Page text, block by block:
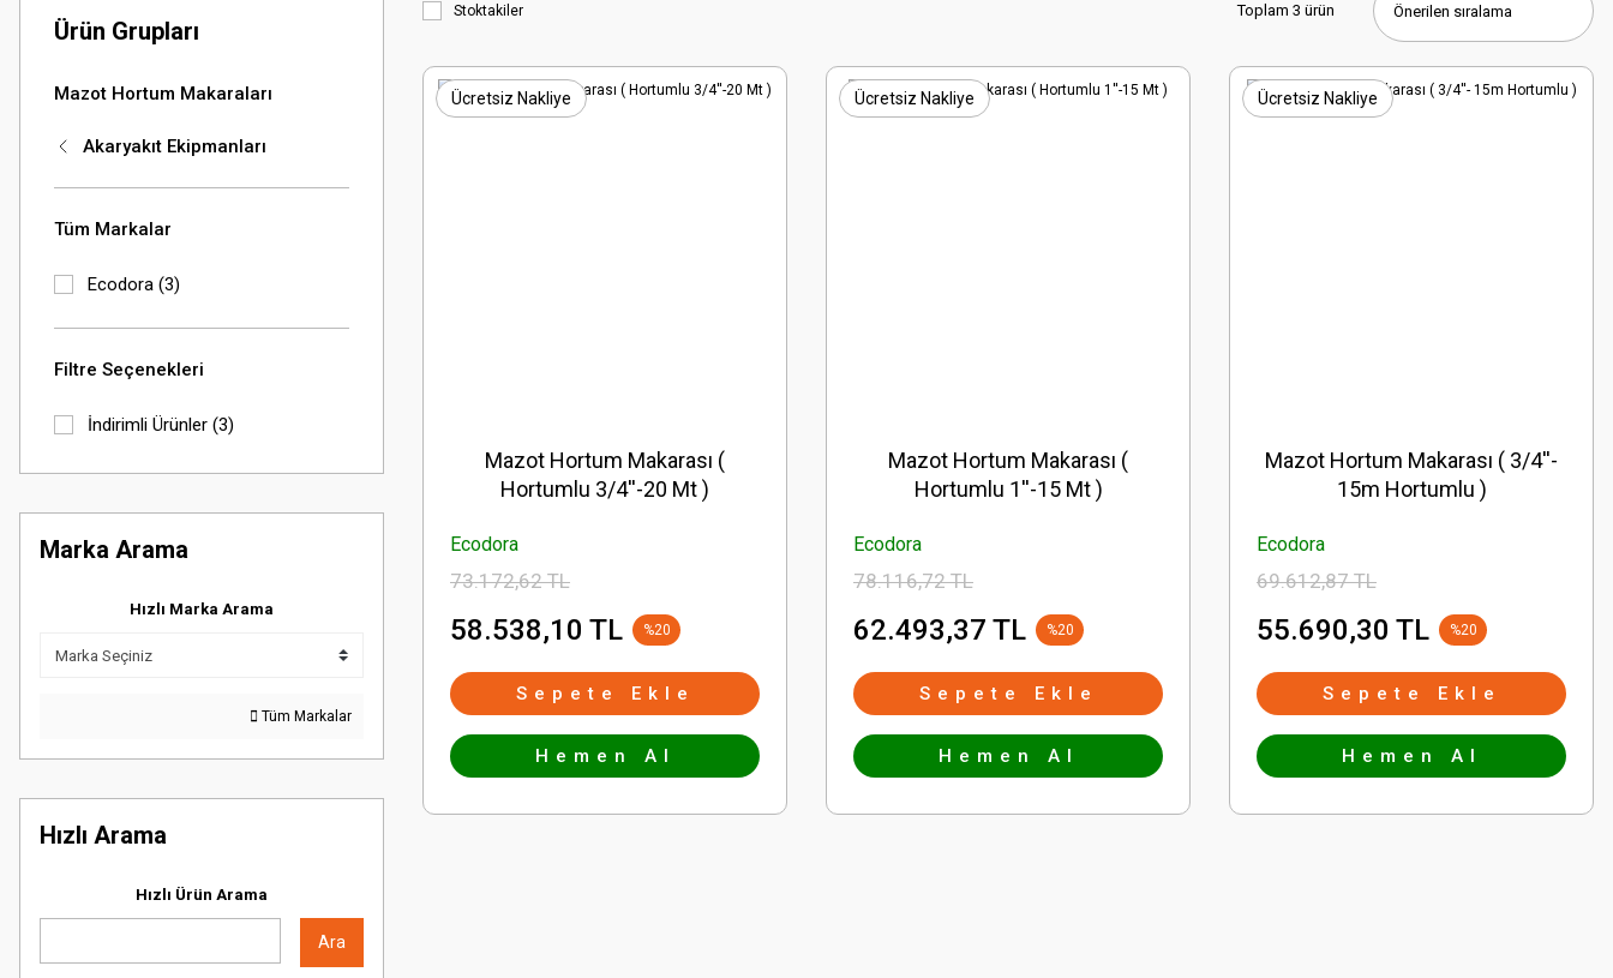
Ürün Grupları
Mazot Hortum Makaraları
Akaryakıt Ekipmanları
Tüm Markalar
Ecodora (3)
Filtre Seçenekleri
İndirimli Ürünler (3)
Marka Arama
Hızlı Marka Arama
Tüm Markalar
Hızlı Arama
Hızlı Ürün Arama
Ara
Stoktakiler Toplam 3 ürün
Ücretsiz Nakliye
Mazot Hortum Makarası (
Hortumlu 3/4''-20 Mt )
Ecodora
73.172,62 TL
58.538,10 TL %20
Sepete Ekle
Hemen Al
Ücretsiz Nakliye
Mazot Hortum Makarası (
Hortumlu 1''-15 Mt )
Ecodora
78.116,72 TL
62.493,37 TL %20
Sepete Ekle
Hemen Al
Ücretsiz Nakliye
Mazot Hortum Makarası ( 3/4''-
15m Hortumlu )
Ecodora
69.612,87 TL
55.690,30 TL %20
Sepete Ekle
Hemen Al